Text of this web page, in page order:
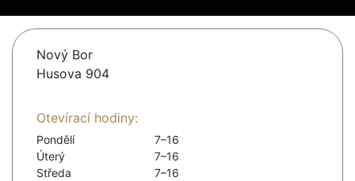
Nový Bor
Husova 904
Otevírací hodiny:
Pondělí
7–16
Úterý
7–16
Středa
7–16